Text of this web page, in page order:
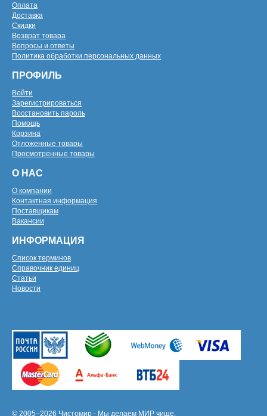
Оплата
Доставка
Скидки
Возврат товара
Вопросы и ответы
Политика обработки персональных данных
ПРОФИЛЬ
Войти
Зарегистрироваться
Восстановить пароль
Помощь
Корзина
Отложенные товары
Просмотренные товары
О НАС
О компании
Контактная информация
Поставщикам
Вакансии
ИНФОРМАЦИЯ
Список терминов
Справочник единиц
Статьи
Новости
© 2005–2026 Чистомир - Мы делаем МИР чище.